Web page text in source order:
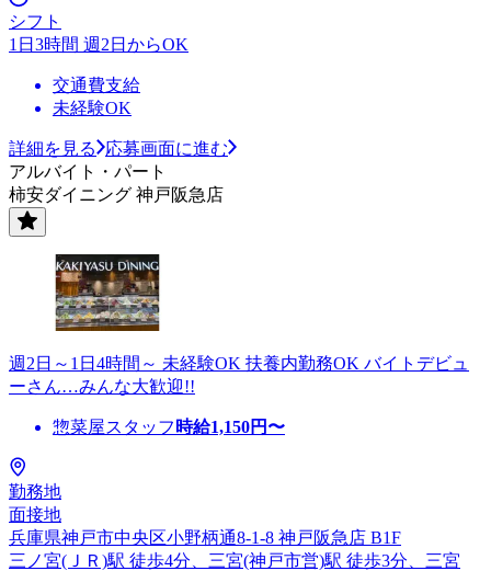
シフト
1日3時間 週2日からOK
交通費支給
未経験OK
詳細を見る
応募画面に進む
アルバイト・パート
柿安ダイニング 神戸阪急店
週2日～1日4時間～ 未経験OK 扶養内勤務OK バイトデビュ
ーさん…みんな大歓迎!!
惣菜屋スタッフ 時給1,150円〜
勤務地
面接地
兵庫県神戸市中央区小野柄通8-1-8 神戸阪急店 B1F
三ノ宮(ＪＲ)駅 徒歩4分、三宮(神戸市営)駅 徒歩3分、三宮